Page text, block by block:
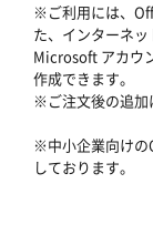
※ご利用には、
た、インターネ
Microsoft アカウ
作成できます。
※ご注文後の追加
※中小企業向けの
しております。